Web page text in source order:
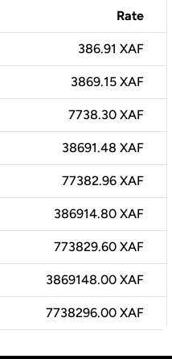
Rate
386.91 XAF
3869.15 XAF
7738.30 XAF
38691.48 XAF
77382.96 XAF
386914.80 XAF
773829.60 XAF
3869148.00 XAF
7738296.00 XAF